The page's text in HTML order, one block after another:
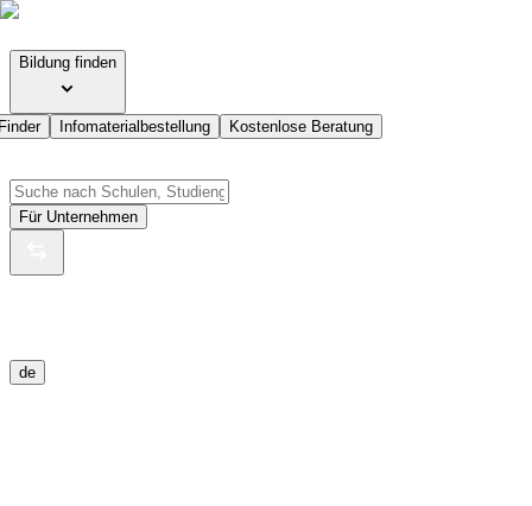
Bildung finden
Infomaterialbestellung Kostenlose Beratung
Für Unternehmen
de